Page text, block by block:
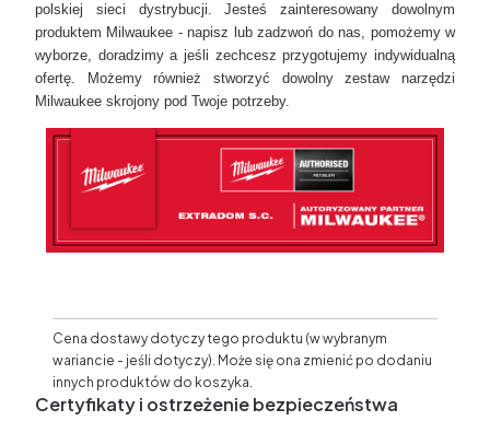
polskiej sieci dystrybucji. Jesteś zainteresowany dowolnym
produktem Milwaukee - napisz lub zadzwoń do nas, pomożemy w
wyborze, doradzimy a jeśli zechcesz przygotujemy indywidualną
ofertę. Możemy również stworzyć dowolny zestaw narzędzi
Milwaukee skrojony pod Twoje potrzeby.
Cena dostawy dotyczy tego produktu (w wybranym
wariancie - jeśli dotyczy). Może się ona zmienić po dodaniu
innych produktów do koszyka.
Certyfikaty i ostrzeżenie bezpieczeństwa